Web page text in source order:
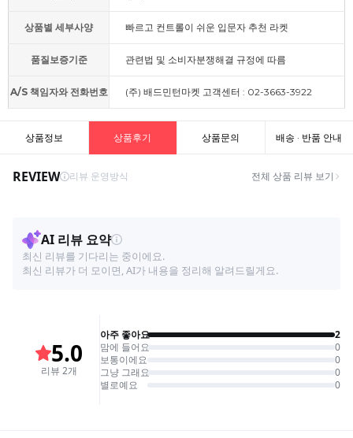
상품별 세부사양 빠르고 컨트롤이 쉬운 입문자 추천 라켓
품질보증기준 관련법 및 소비자분쟁해결 규정에 따름
A/S 책임자와 전화번호 (주) 배드민턴마켓 고객센터 : 02-3663-3922
상품정보 상품후기 상품문의 배송 · 반품 안내